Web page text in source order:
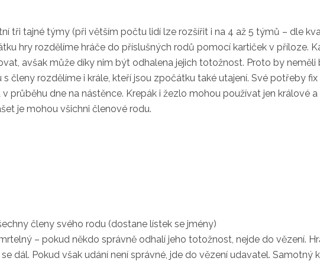
tři tajné týmy (při větším počtu lidí lze rozšířit i na 4 až 5 týmů – dle
hry rozdělíme hráče do příslušných rodů pomocí kartiček v příloze.
avšak může díky nim být odhalena jejich totožnost. Proto by
s členy rozdělíme i krále, kteří jsou zpočátku také utajení. Své potřeby
průběhu dne na nástěnce. Krepák i žezlo mohou používat jen králové
je mohou všichni členové rodu.
členy svého rodu (dostane lístek se jmény)
– pokud někdo správně odhalí jeho totožnost, nejde do vězení.
se dál. Pokud však udání není správné, jde do vězení udavatel. Samotný